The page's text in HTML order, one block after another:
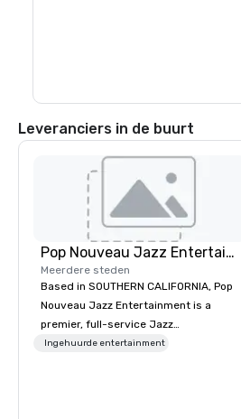
Leveranciers in de buurt
Pop Nouveau Jazz Entertainment
Meerdere steden
Based in SOUTHERN CALIFORNIA, Pop
Nouveau Jazz Entertainment is a
premier, full-service Jazz
entertainment management company
Ingehuurde entertainment